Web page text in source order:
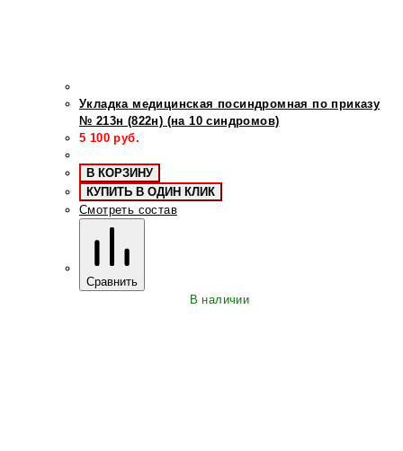
Укладка медицинская посиндромная по приказу
№ 213н (822н) (на 10 синдромов)
5 100 руб.
В КОРЗИНУ
КУПИТЬ В ОДИН КЛИК
Смотреть состав
Сравнить
В наличии